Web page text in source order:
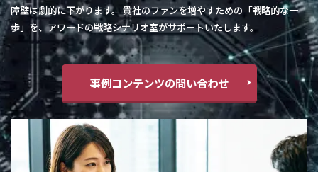
障壁は劇的に下がります。 貴社のファンを増やすための「戦略的な一
歩」を、アワードの戦略シナリオ室がサポートいたします。
事例コンテンツの問い合わせ